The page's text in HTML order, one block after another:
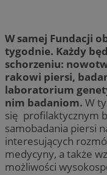
W samej Fundacji
tygodnie. Każdy
schorzeniu:
rakowi piersi,
laboratorium
nim badaniom. W
się profilaktycznym
samobadania piersi
interesujących
medycyny, a także
możliwości